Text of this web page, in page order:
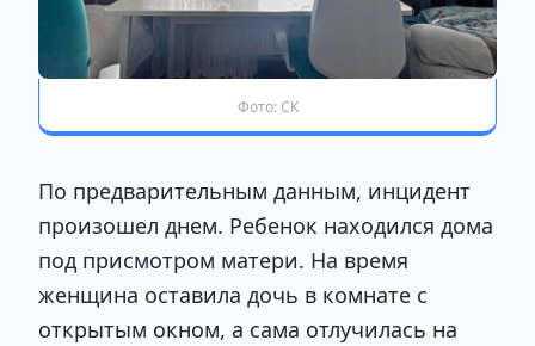
Фото: СК
По предварительным данным, инцидент
произошел днем. Ребенок находился дома
под присмотром матери. На время
женщина оставила дочь в комнате с
открытым окном, а сама отлучилась на